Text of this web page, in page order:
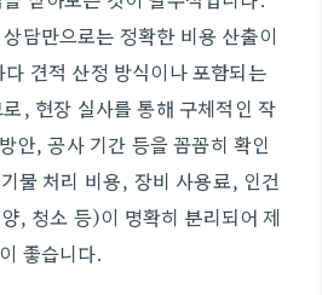
담만으로는 정확한 비용 산출이
견적 산정 방식이나 포함되는
, 현장 실사를 통해 구체적인 작
안, 공사 기간 등을 꼼꼼히 확인
물 처리 비용, 장비 사용료, 인건
, 청소 등)이 명확히 분리되어 제
좋습니다.